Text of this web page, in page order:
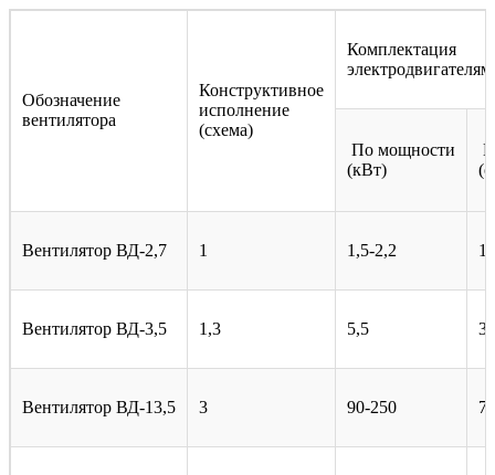
Обозначение
вентилятора
Конструктивное
исполнение
(схема)
Комплектация
По мощности
(кВт)
Вентилятор ВД-2,7 1 1,5-2,2
Вентилятор ВД-3,5 1,3 5,5
Вентилятор ВД-13,5 3 90-250